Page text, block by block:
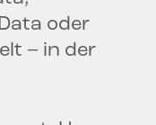
oder
– in der